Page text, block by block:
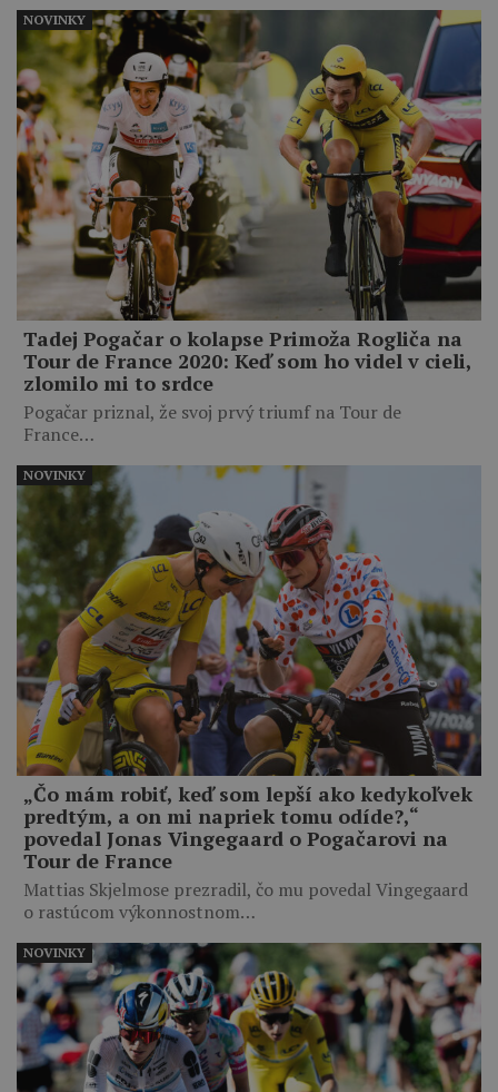
Tadej Pogačar o kolapse Primoža Rogliča na
Tour de France 2020: Keď som ho videl v cieli,
zlomilo mi to srdce
Pogačar priznal, že svoj prvý triumf na Tour de
France…
NOVINKY
„Čo mám robiť, keď som lepší ako kedykoľvek
predtým, a on mi napriek tomu odíde?,“
povedal Jonas Vingegaard o Pogačarovi na
Tour de France
Mattias Skjelmose prezradil, čo mu povedal Vingegaard
o rastúcom výkonnostnom…
NOVINKY
NOVINKY